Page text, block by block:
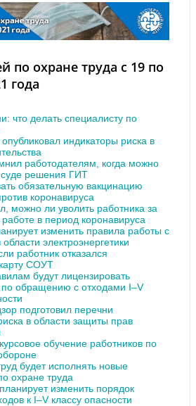
по охране труда с 19 по
года
что делать специалисту по
индикаторы риска в
работодателям, когда можно
суде решения ГИТ
обязательную вакцинацию
коронавируса
можно ли уволить работника за
работе в период коронавируса
изменить правила работы с
электроэнергетики
работник отказался
СОУТ
будут лицензировать
по обращению с отходами I–V
подготовил перечни
в области защиты прав
обучение работников по
будет исполнять новые
охране труда
изменить порядок
к I–V классу опасности